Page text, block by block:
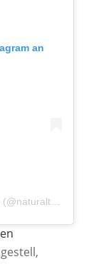
an
Ein Beitrag geteilt von Natural Talents (@naturaltalents_ch)